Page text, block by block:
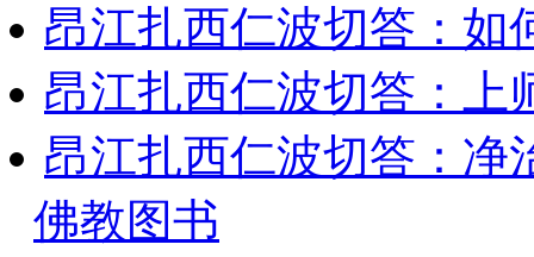
昂江扎西仁波切答：如
昂江扎西仁波切答：上
昂江扎西仁波切答：净
佛教图书